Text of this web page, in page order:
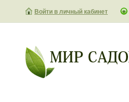
Войти в личный кабинет